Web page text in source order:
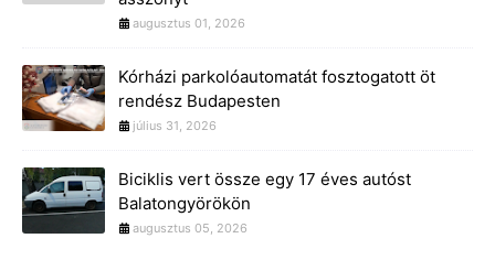
augusztus 01, 2026
Kórházi parkolóautomatát fosztogatott öt
rendész Budapesten
július 31, 2026
Biciklis vert össze egy 17 éves autóst
Balatongyörökön
augusztus 05, 2026